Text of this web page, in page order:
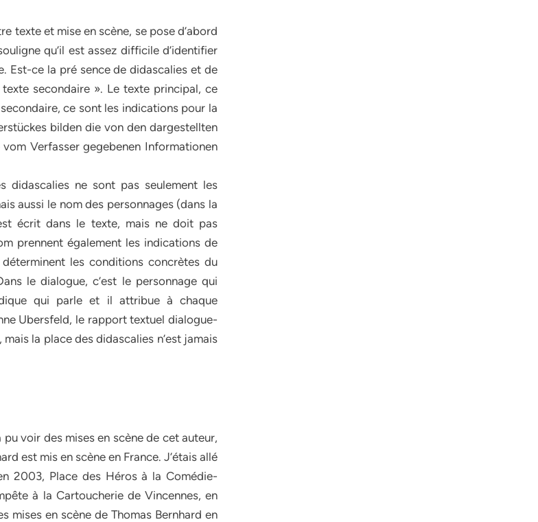
texte et mise en scène, se pose d’abord
qu’il est assez difficile d’identifier
Est-ce la pré sence de didascalies et de
secondaire ». Le texte principal, ce
ce sont les indications pour la
bilden die von den dargestellten
Verfasser gegebenen Informationen
didascalies ne sont pas seulement les
aussi le nom des personnages (dans la
écrit dans le texte, mais ne doit pas
prennent également les indications de
les conditions concrètes du
le dialogue, c’est le personnage qui
qui parle et il attribue à chaque
Ubersfeld, le rapport textuel dialogue-
la place des didascalies n’est jamais
voir des mises en scène de cet auteur,
est mis en scène en France. J’étais allé
2003, Place des Héros à la Comédie-
à la Cartoucherie de Vincennes, en
en scène de Thomas Bernhard en